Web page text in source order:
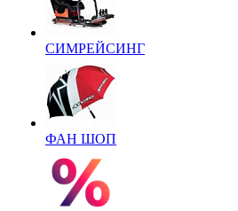
СИМРЕЙСИНГ
ФАН ШОП